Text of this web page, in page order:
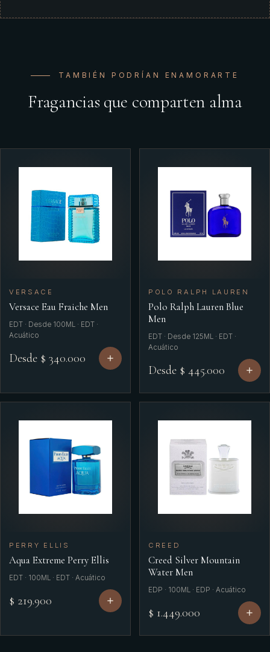
TAMBIÉN PODRÍAN ENAMORARTE
Fragancias que comparten alma
VERSACE
Versace Eau Fraiche Men
EDT · Desde 100ML · EDT ·
Acuático
Desde $ 340.000
POLO RALPH LAUREN
Polo Ralph Lauren Blue
Men
EDT · Desde 125ML · EDT ·
Acuático
Desde $ 445.000
PERRY ELLIS
Aqua Extreme Perry Ellis
EDT · 100ML · EDT · Acuático
$ 219.900
CREED
Creed Silver Mountain
Water Men
EDP · 100ML · EDP · Acuático
$ 1.449.000